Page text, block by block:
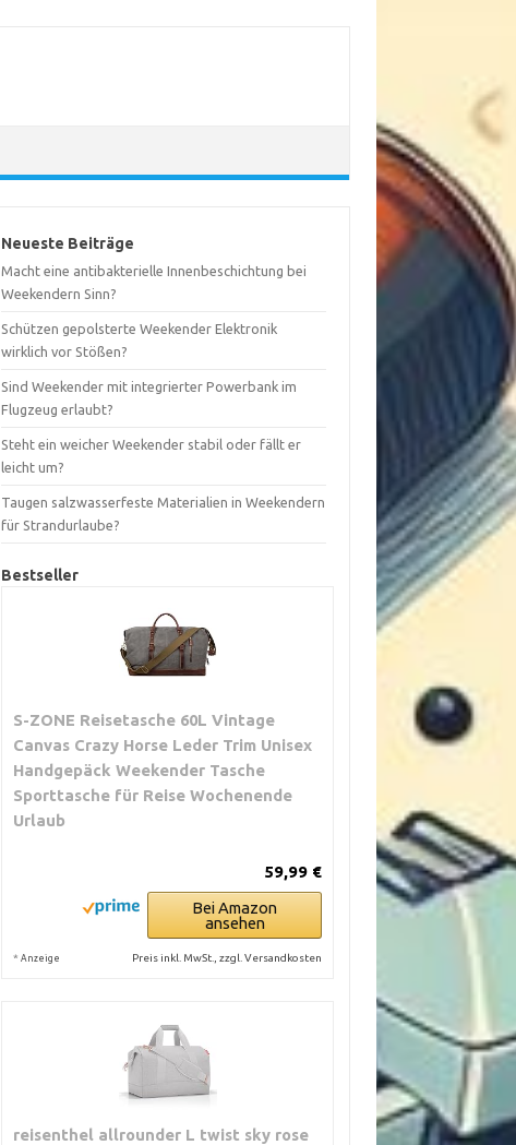
Neueste Beiträge
Macht eine antibakterielle Innenbeschichtung bei
Weekendern Sinn?
Schützen gepolsterte Weekender Elektronik
wirklich vor Stößen?
Sind Weekender mit integrierter Powerbank im
Flugzeug erlaubt?
Steht ein weicher Weekender stabil oder fällt er
leicht um?
Taugen salzwasserfeste Materialien in Weekendern
für Strandurlaube?
Bestseller
S-ZONE Reisetasche 60L Vintage
Canvas Crazy Horse Leder Trim Unisex
Handgepäck Weekender Tasche
Sporttasche für Reise Wochenende
Urlaub
59,99 €
Bei Amazon
ansehen
* Anzeige Preis inkl. MwSt., zzgl. Versandkosten
reisenthel allrounder L twist sky rose